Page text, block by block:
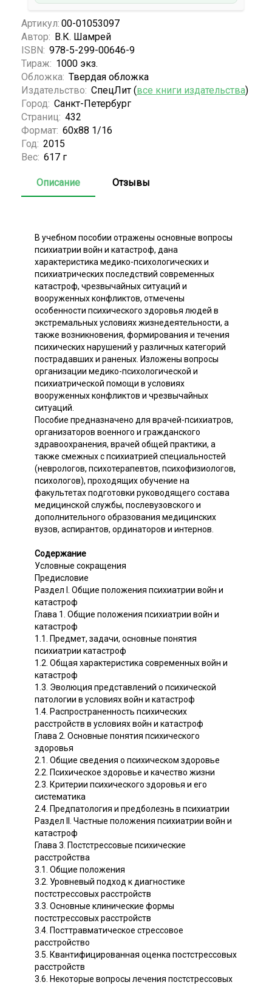
Артикул: 00-01053097
Автор: В.К. Шамрей
ISBN: 978-5-299-00646-9
Тираж: 1000 экз.
Обложка: Твердая обложка
Издательство: СпецЛит (все книги издательства)
Город: Санкт-Петербург
Страниц: 432
Формат: 60х88 1/16
Год: 2015
Вес: 617 г
Описание Отзывы
В учебном пособии отражены основные вопросы
психиатрии войн и катастроф, дана
характеристика медико-психологических и
психиатрических последствий современных
катастроф, чрезвычайных ситуаций и
вооруженных конфликтов, отмечены
особенности психического здоровья людей в
экстремальных условиях жизнедеятельности, а
также возникновения, формирования и течения
психических нарушений у различных категорий
пострадавших и раненых. Изложены вопросы
организации медико-психологической и
психиатрической помощи в условиях
вооруженных конфликтов и чрезвычайных
ситуаций.
Пособие предназначено для врачей-психиатров,
организаторов военного и гражданского
здравоохранения, врачей общей практики, а
также смежных с психиатрией специальностей
(неврологов, психотерапевтов, психофизиологов,
психологов), проходящих обучение на
факультетах подготовки руководящего состава
медицинской службы, послевузовского и
дополнительного образования медицинских
вузов, аспирантов, ординаторов и интернов.
Содержание
Условные сокращения
Предисловие
Раздел I. Общие положения психиатрии войн и
катастроф
Глава 1. Общие положения психиатрии войн и
катастроф
1.1. Предмет, задачи, основные понятия
психиатрии катастроф
1.2. Общая характеристика современных войн и
катастроф
1.3. Эволюция представлений о психической
патологии в условиях войн и катастроф
1.4. Распространенность психических
расстройств в условиях войн и катастроф
Глава 2. Основные понятия психического
здоровья
2.1. Общие сведения о психическом здоровье
2.2. Психическое здоровье и качество жизни
2.3. Критерии психического здоровья и его
систематика
2.4. Предпатология и предболезнь в психиатрии
Раздел II. Частные положения психиатрии войн и
катастроф
Глава 3. Постстрессовые психические
расстройства
3.1. Общие положения
3.2. Уровневый подход к диагностике
постстрессовых расстройств
3.3. Основные клинические формы
постстрессовых расстройств
3.4. Посттравматическое стрессовое
расстройство
3.5. Квантифицированная оценка постстрессовых
расстройств
3.6. Некоторые вопросы лечения постстрессовых